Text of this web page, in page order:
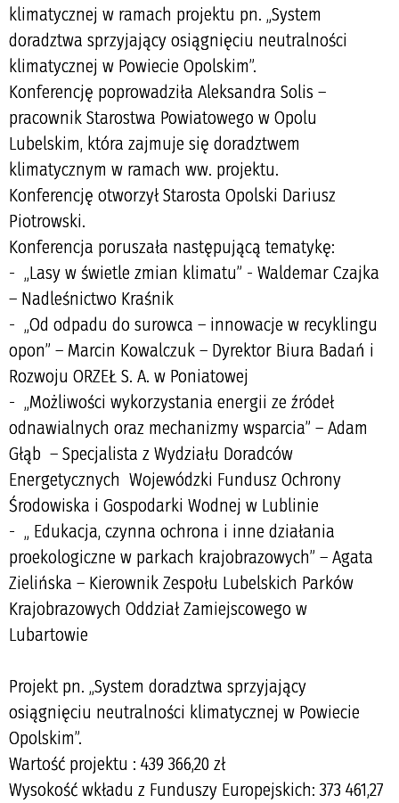
klimatycznej w ramach projektu pn. „System
doradztwa sprzyjający osiągnięciu neutralności
klimatycznej w Powiecie Opolskim”.
Konferencję poprowadziła Aleksandra Solis –
pracownik Starostwa Powiatowego w Opolu
Lubelskim, która zajmuje się doradztwem
klimatycznym w ramach ww. projektu.
Konferencję otworzył Starosta Opolski Dariusz
Piotrowski.
Konferencja poruszała następującą tematykę:
- „Lasy w świetle zmian klimatu” - Waldemar Czajka
– Nadleśnictwo Kraśnik
- „Od odpadu do surowca – innowacje w recyklingu
opon” – Marcin Kowalczuk – Dyrektor Biura Badań i
Rozwoju ORZEŁ S. A. w Poniatowej
- „Możliwości wykorzystania energii ze źródeł
odnawialnych oraz mechanizmy wsparcia” – Adam
Głąb – Specjalista z Wydziału Doradców
Energetycznych Wojewódzki Fundusz Ochrony
Środowiska i Gospodarki Wodnej w Lublinie
- „ Edukacja, czynna ochrona i inne działania
proekologiczne w parkach krajobrazowych” – Agata
Zielińska – Kierownik Zespołu Lubelskich Parków
Krajobrazowych Oddział Zamiejscowego w
Lubartowie
Projekt pn. „System doradztwa sprzyjający
osiągnięciu neutralności klimatycznej w Powiecie
Opolskim”.
Wartość projektu : 439 366,20 zł
Wysokość wkładu z Funduszy Europejskich: 373 461,27